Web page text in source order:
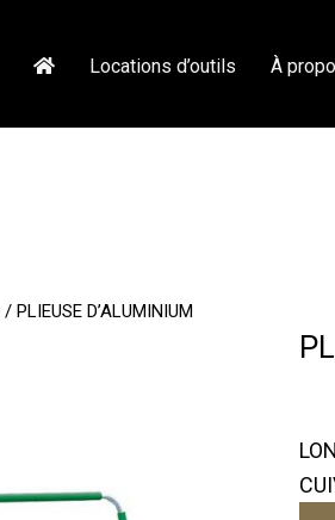
Locations d’outils À
/ PLIEUSE D’ALUMINIUM